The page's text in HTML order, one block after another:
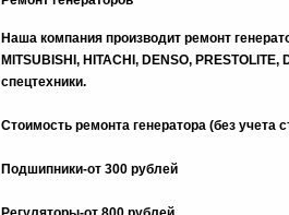
Наша компания производит ремонт
MITSUBISHI, HITACHI, DENSO,
спецтехники.
Стоимость ремонта генератора (без учета
Подшипники-от 300 рублей